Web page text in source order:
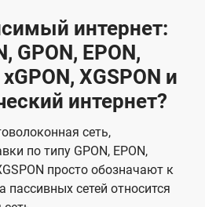
интернет:
GPON, EPON,
XGSPON и
интернет?
сеть,
по типу GPON, EPON,
просто обозначают к
пассивных сетей относится